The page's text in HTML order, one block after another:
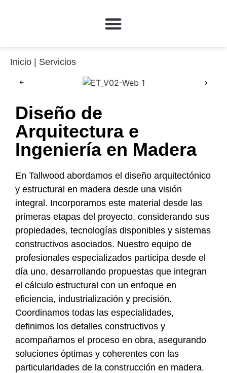
Inicio | Servicios
Diseño de
Arquitectura e
Ingeniería en Madera
En Tallwood abordamos el diseño arquitectónico
y estructural en madera desde una visión
integral. Incorporamos este material desde las
primeras etapas del proyecto, considerando sus
propiedades, tecnologías disponibles y sistemas
constructivos asociados. Nuestro equipo de
profesionales especializados participa desde el
día uno, desarrollando propuestas que integran
el cálculo estructural con un enfoque en
eficiencia, industrialización y precisión.
Coordinamos todas las especialidades,
definimos los detalles constructivos y
acompañamos el proceso en obra, asegurando
soluciones óptimas y coherentes con las
particularidades de la construcción en madera.